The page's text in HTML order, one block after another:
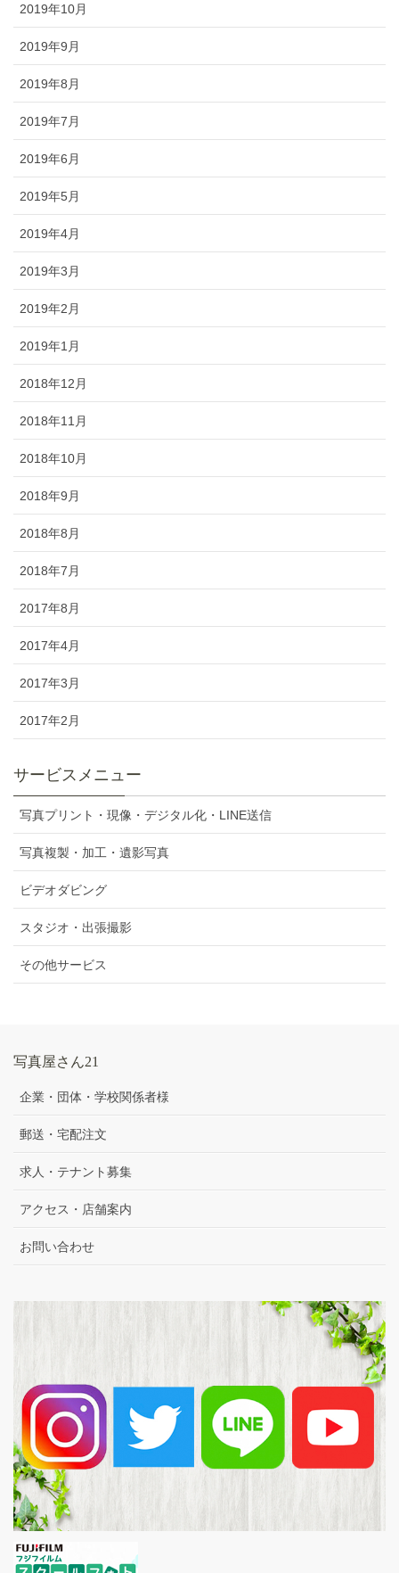
2019年10月
2019年9月
2019年8月
2019年7月
2019年6月
2019年5月
2019年4月
2019年3月
2019年2月
2019年1月
2018年12月
2018年11月
2018年10月
2018年9月
2018年8月
2018年7月
2017年8月
2017年4月
2017年3月
2017年2月
サービスメニュー
写真プリント・現像・デジタル化・LINE送信
写真複製・加工・遺影写真
ビデオダビング
スタジオ・出張撮影
その他サービス
写真屋さん21
企業・団体・学校関係者様
郵送・宅配注文
求人・テナント募集
アクセス・店舗案内
お問い合わせ